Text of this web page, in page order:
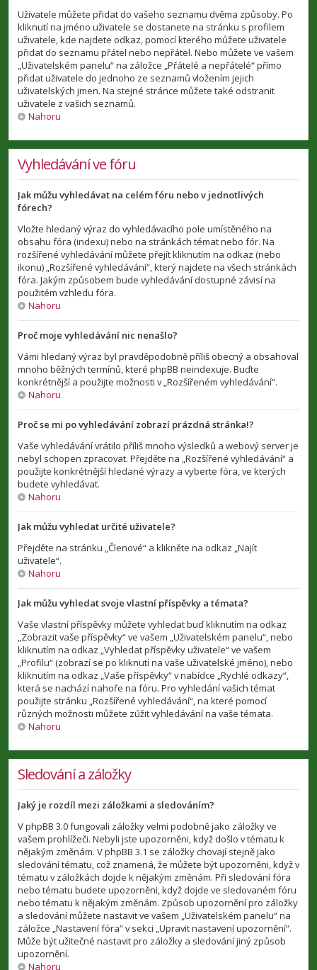
Uživatele můžete přidat do vašeho seznamu dvěma způsoby. Po
kliknutí na jméno uživatele se dostanete na stránku s profilem
uživatele, kde najdete odkaz, pomocí kterého můžete uživatele
přidat do seznamu přátel nebo nepřátel. Nebo můžete ve vašem
„Uživatelském panelu“ na záložce „Přátelé a nepřátelé“ přímo
přidat uživatele do jednoho ze seznamů vložením jejich
uživatelských jmen. Na stejné stránce můžete také odstranit
uživatele z vašich seznamů.
Nahoru
Vyhledávání ve fóru
Jak můžu vyhledávat na celém fóru nebo v jednotlivých
fórech?
Vložte hledaný výraz do vyhledávacího pole umístěného na
obsahu fóra (indexu) nebo na stránkách témat nebo fór. Na
rozšířené vyhledávání můžete přejít kliknutím na odkaz (nebo
ikonu) „Rozšířené vyhledávání“, který najdete na všech stránkách
fóra. Jakým způsobem bude vyhledávání dostupné závisí na
použitém vzhledu fóra.
Nahoru
Proč moje vyhledávání nic nenašlo?
Vámi hledaný výraz byl pravděpodobně příliš obecný a obsahoval
mnoho běžných termínů, které phpBB neindexuje. Buďte
konkrétnější a použijte možnosti v „Rozšířeném vyhledávání“.
Nahoru
Proč se mi po vyhledávání zobrazí prázdná stránka!?
Vaše vyhledávání vrátilo příliš mnoho výsledků a webový server je
nebyl schopen zpracovat. Přejděte na „Rozšířené vyhledávání“ a
použijte konkrétnější hledané výrazy a vyberte fóra, ve kterých
budete vyhledávat.
Nahoru
Jak můžu vyhledat určité uživatele?
Přejděte na stránku „Členové“ a klikněte na odkaz „Najít
uživatele“.
Nahoru
Jak můžu vyhledat svoje vlastní příspěvky a témata?
Vaše vlastní příspěvky můžete vyhledat buď kliknutím na odkaz
„Zobrazit vaše příspěvky“ ve vašem „Uživatelském panelu“, nebo
kliknutím na odkaz „Vyhledat příspěvky uživatele“ ve vašem
„Profilu“ (zobrazí se po kliknutí na vaše uživatelské jméno), nebo
kliknutím na odkaz „Vaše příspěvky“ v nabídce „Rychlé odkazy“,
která se nachází nahoře na fóru. Pro vyhledání vašich témat
použijte stránku „Rozšířené vyhledávání“, na které pomocí
různých možnosti můžete zúžit vyhledávání na vaše témata.
Nahoru
Sledování a záložky
Jaký je rozdíl mezi záložkami a sledováním?
V phpBB 3.0 fungovali záložky velmi podobně jako záložky ve
vašem prohlížeči. Nebyli jste upozorněni, když došlo v tématu k
nějakým změnám. V phpBB 3.1 se záložky chovají stejně jako
sledování tématu, což znamená, že můžete být upozorněni, když v
tématu v záložkách dojde k nějakým změnám. Při sledování fóra
nebo tématu budete upozorněni, když dojde ve sledovaném fóru
nebo tématu k nějakým změnám. Způsob upozornění pro záložky
a sledování můžete nastavit ve vašem „Uživatelském panelu“ na
záložce „Nastavení fóra“ v sekci „Upravit nastavení upozornění“.
Může být užitečné nastavit pro záložky a sledování jiný způsob
upozornění.
Nahoru